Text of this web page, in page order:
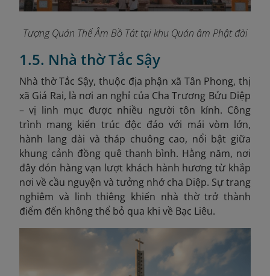
Tượng Quán Thế Âm Bồ Tát tại khu Quán âm Phật đài
1.5. Nhà thờ Tắc Sậy
Nhà thờ Tắc Sậy, thuộc địa phận xã Tân Phong, thị
xã Giá Rai, là nơi an nghỉ của Cha Trương Bửu Diệp
– vị linh mục được nhiều người tôn kính. Công
trình mang kiến trúc độc đáo với mái vòm lớn,
hành lang dài và tháp chuông cao, nổi bật giữa
khung cảnh đồng quê thanh bình. Hằng năm, nơi
đây đón hàng vạn lượt khách hành hương từ khắp
nơi về cầu nguyện và tưởng nhớ cha Diệp. Sự trang
nghiêm và linh thiêng khiến nhà thờ trở thành
điểm đến không thể bỏ qua khi về Bạc Liêu.